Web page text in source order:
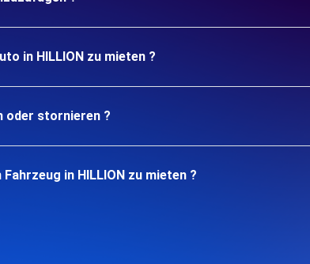
in HILLION zu mieten ?
oder stornieren ?
in HILLION zu mieten ?